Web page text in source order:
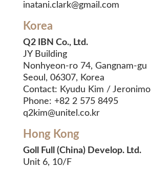
inatani.clark@gmail.com
Korea
Q2 IBN Co., Ltd.
JY Building
Nonhyeon-ro 74, Gangnam-gu
Seoul, 06307, Korea
Contact: Kyudu Kim / Jeronimo
Phone: +82 2 575 8495
q2kim@unitel.co.kr
Hong Kong
Goll Full (China) Develop. Ltd.
Unit 6, 10/F